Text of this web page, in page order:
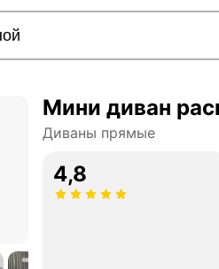
Мини диван
Диваны прямые
4,8